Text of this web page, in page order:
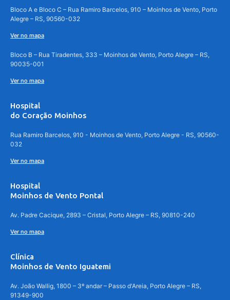
Bloco A e Bloco C – Rua Ramiro Barcelos, 910 – Moinhos de Vento, Porto
Alegre – RS, 90560-032
Ver no mapa
Bloco B – Rua Tiradentes, 333 – Moinhos de Vento, Porto Alegre – RS,
90035-001
Ver no mapa
Hospital
do Coração Moinhos
Rua Ramiro Barcelos, 910 - Moinhos de Vento, Porto Alegre - RS, 90560-
032
Ver no mapa
Hospital
Moinhos de Vento Pontal
Av. Padre Cacique, 2893 – Cristal, Porto Alegre – RS, 90810-240
Ver no mapa
Clínica
Moinhos de Vento Iguatemi
Av. João Wallig, 1800 – 3º andar – Passo d'Areia, Porto Alegre – RS,
91349-900